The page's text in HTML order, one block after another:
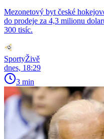
Mezonetový byt české
do prodeje za 4,3 milionu
300 tisíc.
SportyŽivě
dnes, 18:29
3 min